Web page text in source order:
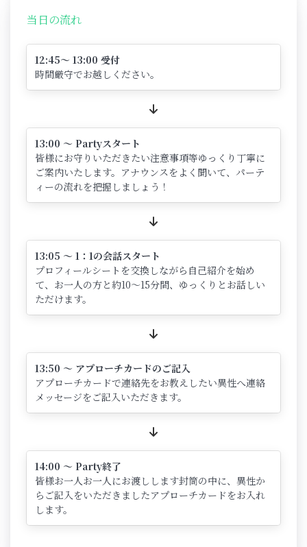
当日の流れ
12:45～ 13:00 受付
時間厳守でお越しください。
13:00 ～ Partyスタート
皆様にお守りいただきたい注意事項等ゆっくり丁寧に
ご案内いたします。アナウンスをよく聞いて、パーテ
ィーの流れを把握しましょう！
13:05 ～ 1：1の会話スタート
プロフィールシートを交換しながら自己紹介を始め
て、お一人の方と約10～15分間、ゆっくりとお話しい
ただけます。
13:50 ～ アプローチカードのご記入
アプローチカードで連絡先をお教えしたい異性へ連絡
メッセージをご記入いただきます。
14:00 ～ Party終了
皆様お一人お一人にお渡しします封筒の中に、異性か
らご記入をいただきましたアプローチカードをお入れ
します。